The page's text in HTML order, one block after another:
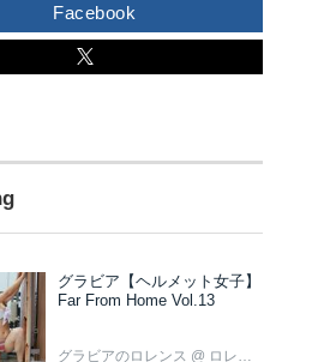
Facebook
グラビア【ヘルメット女子】
Far From Home Vol.13
グラビアのロレンス @ ロレンス編集部